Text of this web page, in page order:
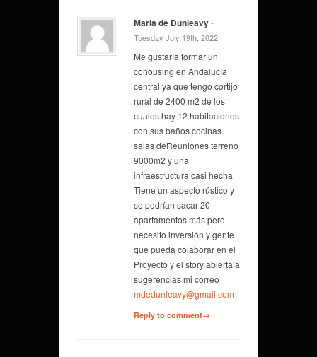
Maria de Dunleavy-
Tuesday July 19th, 2022
Me gustaría formar un
cohousing en Andalucía
central ya que tengo cortijo
rural de 2400 m2 de los
cuales hay 12 habitaciones
con sus baños cocinas
salas deReuniones terreno
9000m2 y una
infraestructura casi hecha
Tiene un aspecto rústico y
se podrían sacar 20
apartamentos más pero
necesito inversión y gente
que pueda colaborar en el
Proyecto y el story abierta a
sugerencias mi correo
mdedunleavy@gmail.com
Reply to comment→